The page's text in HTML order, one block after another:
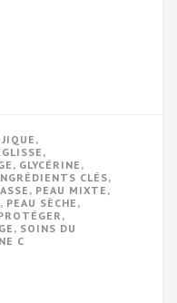
,
,
, GLYCÉRINE ,
CLÉS,
, PEAU MIXTE ,
, PEAU SÈCHE ,
,
, SOINS DU
C